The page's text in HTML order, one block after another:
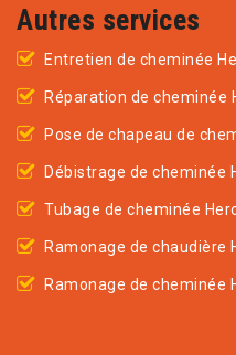
Autres services
Entretien de cheminée
Réparation de cheminée
Pose de chapeau de
Débistrage de cheminée
Tubage de cheminée
Ramonage de chaudière
Ramonage de cheminée